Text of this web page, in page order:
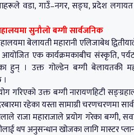
वडा, गाउँ–नगर, सङ्घ, प्रदेश लगायत
सुनौलो बग्गी सार्वजनिक
बेलायती महारानी एलिजाबेथ
एक कार्यक्रमकाबीच संस्कृति,
हुन् । उक्त गोल्डेन बग्गी बेलायतकी
गरिएको उक्त बग्गी नारायणहिटी
रहेका यस्ता सामाग्री चरणचरणमा
राजा महाराजाले प्रयोग गरेका बग्गी,
थप अनुसन्धान खोजका लागि मास्टर